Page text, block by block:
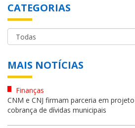
CATEGORIAS
MAIS NOTÍCIAS
Finanças
CNM e CNJ firmam parceria em
cobrança de dívidas municipais